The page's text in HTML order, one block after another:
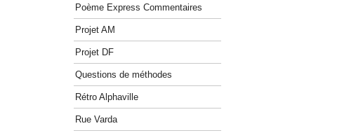
Poème Express Commentaires
Projet AM
Projet DF
Questions de méthodes
Rétro Alphaville
Rue Varda